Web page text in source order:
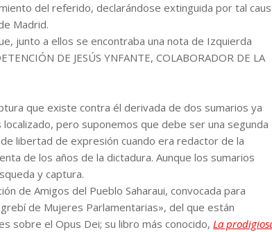
del referido, declarándose extinguida por tal
Madrid.
junto a ellos se encontraba una nota de Izquierda
DE JESÚS YNFANTE, COLABORADOR DE LA
que existe contra él derivada de dos sumarios ya
pero suponemos que debe ser una segunda
libertad de expresión cuando era redactor de la
de los años de la dictadura. Aunque los sumarios
y captura.
de Amigos del Pueblo Saharaui, convocada para
de Mujeres Parlamentarias», del que están
sobre el Opus Dei; su libro más conocido, La